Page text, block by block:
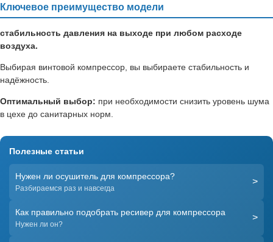
Ключевое преимущество модели
стабильность давления на выходе при любом расходе
воздуха.
Выбирая винтовой компрессор, вы выбираете стабильность и
надёжность.
Оптимальный выбор: при необходимости снизить уровень шума
в цехе до санитарных норм.
Полезные статьи
Нужен ли осушитель для компрессора?
Разбираемся раз и навсегда
>
Как правильно подобрать ресивер для компрессора
Нужен ли он?
>